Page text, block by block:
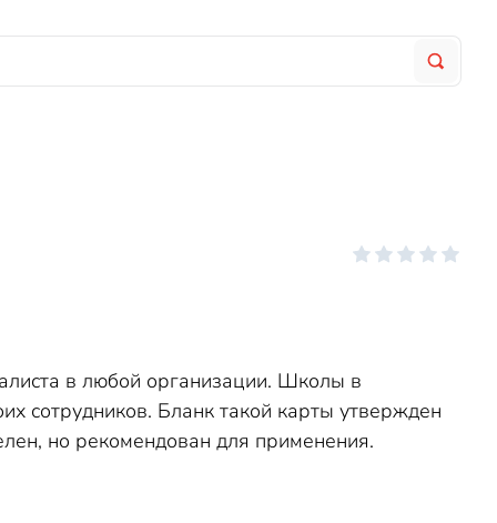
в любой организации. Школы в
сотрудников. Бланк такой карты утвержден
но рекомендован для применения.